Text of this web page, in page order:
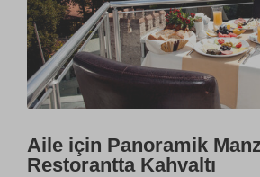
Aile için Panoramik
Restorantta Kahvaltı